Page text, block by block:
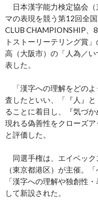
日本漢字能力検定協会（
マの表現を競う第12回全
CLUB CHAMPIONSHIP、
トストーリーテリング賞
高（大阪市）の「人為／
表した。
「漢字への理解をどのよ
査したといい、「『人』
ることに着目し、『気づ
現れる偽善性をクローズア
と評価した。
同選手権は、エイベック
（東京都港区）が主催。
「漢字への理解や独創性
して新設された。